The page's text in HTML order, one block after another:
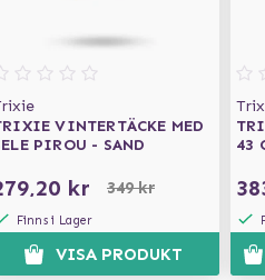
VINTERTÄCKE MED
PIROU - SAND
kr 349 kr
Finns i Lager
VISA PRODUKT
43